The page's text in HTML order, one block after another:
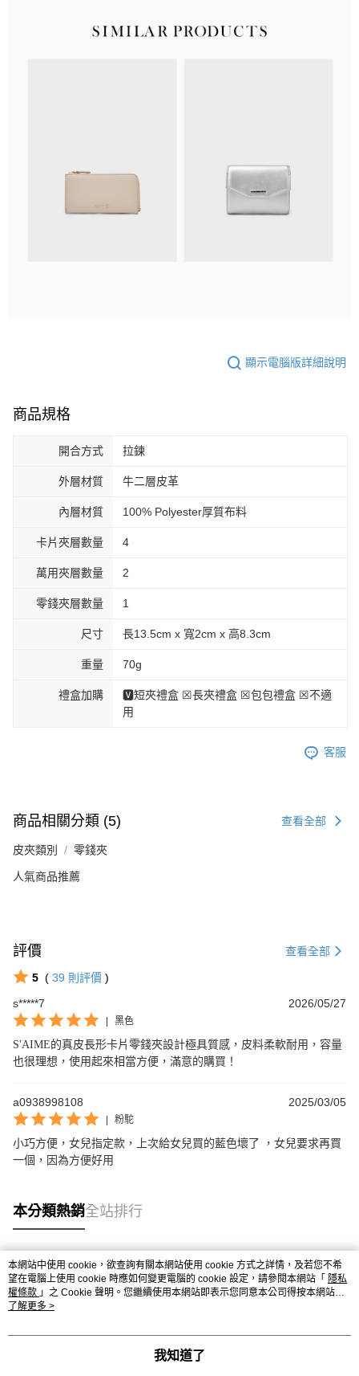
顯示電腦版詳細說明
商品規格
開合方式 拉鍊
外層材質 牛二層皮革
內層材質 100% Polyester厚質布料
卡片夾層數量 4
萬用夾層數量 2
零錢夾層數量 1
尺寸 長13.5cm x 寬2cm x 高8.3cm
重量 70g
禮盒加購
🆅短夾禮盒 ☒長夾禮盒 ☒包包禮盒 ☒不適
用
客服
商品相關分類 (5) 查看全部
皮夾類別 零錢夾
人氣商品推薦
評價 查看全部
5 ( 39 則評價 )
s*****7
2026/05/27
| 黑色
S'AIME的真皮長形卡片零錢夾設計極具質感，皮料柔軟耐用，容量
也很理想，使用起來相當方便，滿意的購買！
a0938998108 2025/03/05
| 粉駝
小巧方便，女兒指定款，上次給女兒買的藍色壞了 ，女兒要求再買
一個，因為方便好用
本分類熱銷全站排行
熱門標籤
本網站中使用 cookie，欲查詢有關本網站使用 cookie 方式之詳情，及若您不希
望在電腦上使用 cookie 時應如何變更電腦的 cookie 設定，請參閱本網站「 隱私
權條款 」之 Cookie 聲明。您繼續使用本網站即表示您同意本公司得按本網站使
用條款之 Cookie 聲明使用 cookie。
了解更多 >
我知道了